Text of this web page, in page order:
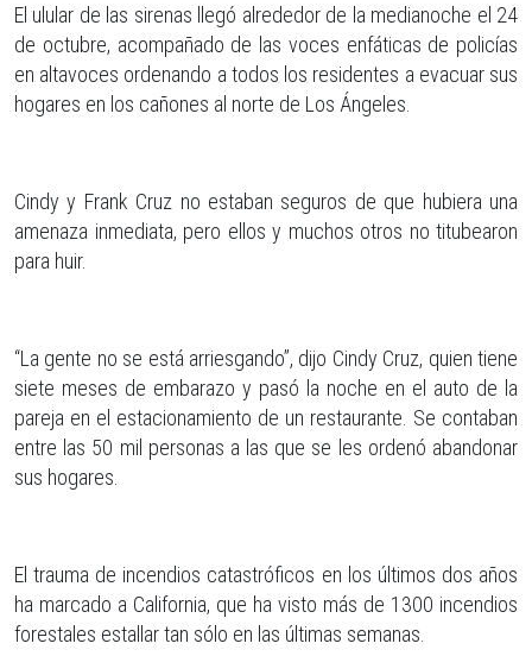
El ulular de las sirenas llegó alrededor de la medianoche el 24
de octubre, acompañado de las voces enfáticas de policías
en altavoces ordenando a todos los residentes a evacuar sus
hogares en los cañones al norte de Los Ángeles.
Cindy y Frank Cruz no estaban seguros de que hubiera una
amenaza inmediata, pero ellos y muchos otros no titubearon
para huir.
“La gente no se está arriesgando”, dijo Cindy Cruz, quien tiene
siete meses de embarazo y pasó la noche en el auto de la
pareja en el estacionamiento de un restaurante. Se contaban
entre las 50 mil personas a las que se les ordenó abandonar
sus hogares.
El trauma de incendios catastróficos en los últimos dos años
ha marcado a California, que ha visto más de 1300 incendios
forestales estallar tan sólo en las últimas semanas.